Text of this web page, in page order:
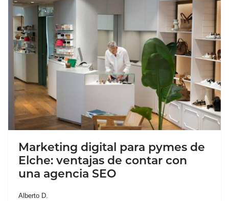
Marketing digital para pymes de
Elche: ventajas de contar con
una agencia SEO
Alberto D.